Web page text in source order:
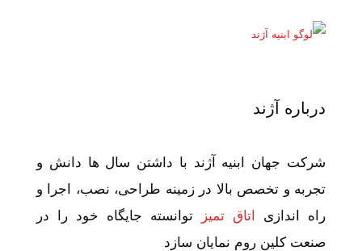
درباره آژند
شرکت جهان ابنیه آژند با داشتن سال ها دانش و
تجربه و تخصص بالا در زمینه طراحی، نصب، اجرا و
راه اندازی
اتاق تمیز
توانسته جایگاه خود را در
صنعت کلین روم نمایان سازد.